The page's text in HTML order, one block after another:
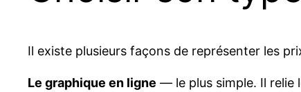
Il existe plusieurs façons de représenter les
Le graphique en ligne — le plus simple. Il relie